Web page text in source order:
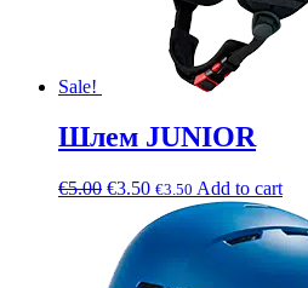
Sale!
Шлем JUNIOR
€5.00 €3.50 €3.50 Add to cart